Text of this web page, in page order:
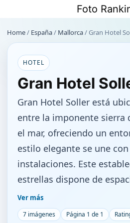
contenido
Foto
Home/ España/ Mallorca/Gran Hotel
HOTEL
Gran Hotel
Gran Hotel Soller está
entre la imponente sierra
el mar, ofreciendo un
estilo elegante se une
instalaciones. Este
estrellas dispone de
zonas wellness que
spa con piscina cubierta
Ver más
7 imágenes Página 1 de 1